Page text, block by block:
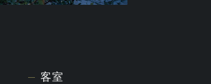
客室